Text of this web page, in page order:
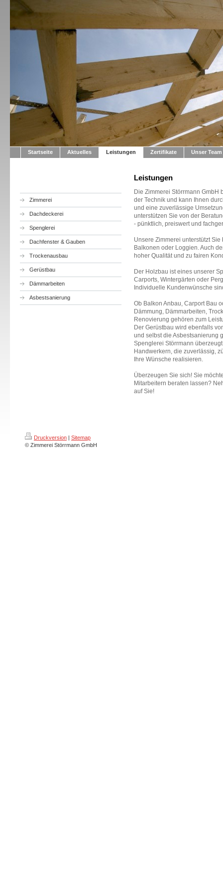
Startseite Aktuelles Leistungen Zertifikate Unser Team
Zimmerei
Dachdeckerei
Spenglerei
Dachfenster & Gauben
Trockenausbau
Gerüstbau
Dämmarbeiten
Asbestsanierung
Leistungen
Die Zimmerei Störrmann GmbH
der Technik und kann Ihnen
und eine zuverlässige
unterstützen Sie von der
- pünktlich, preiswert und
Unsere Zimmerei unterstützt
Balkonen oder Loggien. Auch
hoher Qualität und zu fairen
Der Holzbau ist eines unserer
Carports, Wintergärten oder
Individuelle Kundenwünsche
Ob Balkon Anbau, Carport Bau
Dämmung, Dämmarbeiten,
Renovierung gehören zum
Der Gerüstbau wird ebenfalls
und selbst die Asbestsanierung
Spenglerei Störrmann
Handwerkern, die zuverlässig,
Ihre Wünsche realisieren.
Überzeugen Sie sich! Sie
Mitarbeitern beraten lassen?
auf Sie!
Druckversion | Sitemap
© Zimmerei Störrmann GmbH